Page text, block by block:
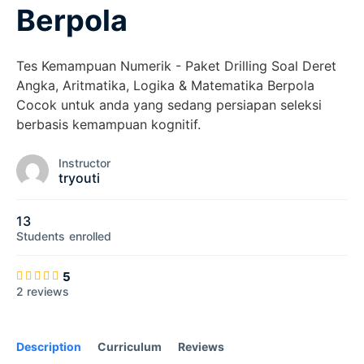
Berpola
Tes Kemampuan Numerik - Paket Drilling Soal Deret
Angka, Aritmatika, Logika & Matematika Berpola
Cocok untuk anda yang sedang persiapan seleksi
berbasis kemampuan kognitif.
Instructor
tryouti
13
Students enrolled
5
2 reviews
Description Curriculum Reviews